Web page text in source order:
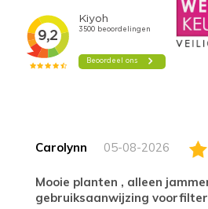
Carolynn 05-08-2026
Mooie planten , alleen jammer geen
gebruiksaanwijzing voorfilter